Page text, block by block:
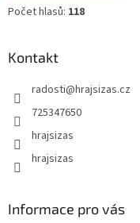
Počet hlasů: 118
Kontakt
radosti@hrajsizas.cz
725347650
hrajsizas
hrajsizas
Informace pro vás